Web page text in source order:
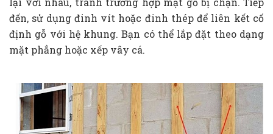
đến, sử dụng đinh vít hoặc đinh thép để liên kết cố
định gỗ với hệ khung. Bạn có thể lắp đặt theo dạng
mặt phẳng hoặc xếp vây cá.